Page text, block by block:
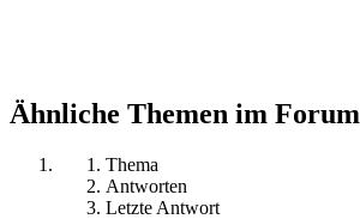
Ähnliche Themen im Forum
Thema
Antworten
Letzte Antwort